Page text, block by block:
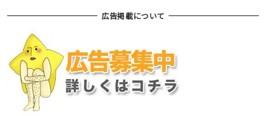
広告掲載について